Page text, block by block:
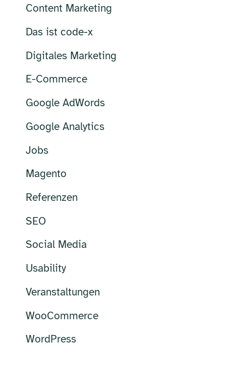
Content Marketing
Das ist code-x
Digitales Marketing
E-Commerce
Google AdWords
Google Analytics
Jobs
Magento
Referenzen
SEO
Social Media
Usability
Veranstaltungen
WooCommerce
WordPress